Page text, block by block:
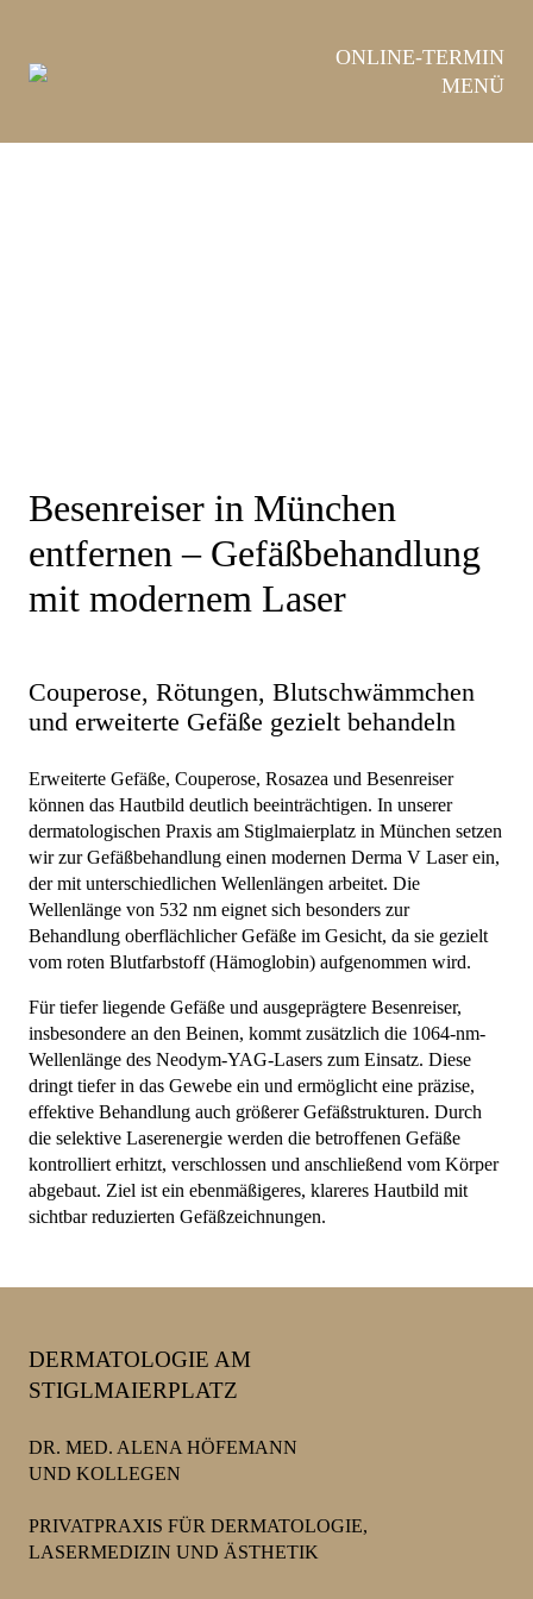
Inhalt
Zur
Fußzeile
ONLINE-TERMIN
MENÜ
Besenreiser in München
entfernen – Gefäßbehandlung
mit modernem Laser
Couperose, Rötungen, Blutschwämmchen
und erweiterte Gefäße gezielt behandeln
Erweiterte Gefäße, Couperose, Rosazea und Besenreiser
können das Hautbild deutlich beeinträchtigen. In unserer
dermatologischen Praxis am Stiglmaierplatz in München setzen
wir zur Gefäßbehandlung einen modernen Derma V Laser ein,
der mit unterschiedlichen Wellenlängen arbeitet. Die
Wellenlänge von 532 nm eignet sich besonders zur
Behandlung oberflächlicher Gefäße im Gesicht, da sie gezielt
vom roten Blutfarbstoff (Hämoglobin) aufgenommen wird.
Für tiefer liegende Gefäße und ausgeprägtere Besenreiser,
insbesondere an den Beinen, kommt zusätzlich die 1064-nm-
Wellenlänge des Neodym-YAG-Lasers zum Einsatz. Diese
dringt tiefer in das Gewebe ein und ermöglicht eine präzise,
effektive Behandlung auch größerer Gefäßstrukturen. Durch
die selektive Laserenergie werden die betroffenen Gefäße
kontrolliert erhitzt, verschlossen und anschließend vom Körper
abgebaut. Ziel ist ein ebenmäßigeres, klareres Hautbild mit
sichtbar reduzierten Gefäßzeichnungen.
DERMATOLOGIE AM
STIGLMAIERPLATZ
DR. MED. ALENA HÖFEMANN
UND KOLLEGEN
PRIVATPRAXIS FÜR DERMATOLOGIE,
LASERMEDIZIN UND ÄSTHETIK